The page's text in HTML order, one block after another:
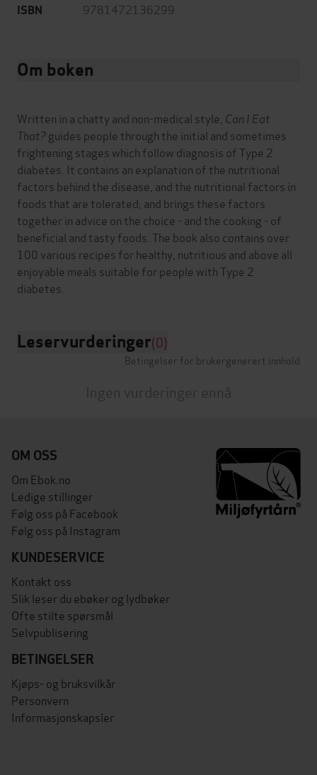
ISBN 9781472136299
Om boken
Written in a chatty and non-medical style, Can I Eat
That?guides people through the initial and sometimes
frightening stages which follow diagnosis of Type 2
diabetes. It contains an explanation of the nutritional
factors behind the disease, and the nutritional factors in
foods that are tolerated; and brings these factors
together in advice on the choice - and the cooking - of
beneficial and tasty foods. The book also contains over
100 various recipes for healthy, nutritious and above all
enjoyable meals suitable for people with Type 2
Leservurderinger(0)
Betingelser for brukergenerert innhold
Ingen vurderinger ennå
OM OSS
Om Ebok.no
Ledige stillinger
Følg oss på Facebook
Følg oss på Instagram
KUNDESERVICE
Kontakt oss
Slik leser du ebøker og lydbøker
Ofte stilte spørsmål
Selvpublisering
BETINGELSER
Kjøps- og bruksvilkår
Personvern
Informasjonskapsler